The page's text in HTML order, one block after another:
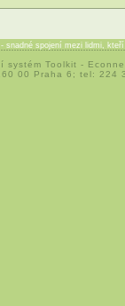
- snadné spojení mezi lidmi,
systém Toolkit -
00 Praha 6; tel: 224